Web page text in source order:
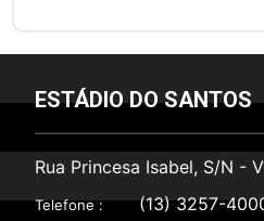
ESTÁDIO DO SANTOS
Rua Princesa Isabel, S/N -
Telefone : (13) 3257-